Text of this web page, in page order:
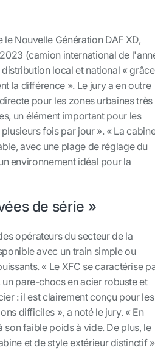
le Nouvelle GénérationDAF XD,
(camion international de
local et national «
la différence ». Le jury a en outre
pour les zones urbaines très
un élément important pour les
fois par jour ». « La
avec une plage de réglage du
environnement idéal pour la
de série »
opérateurs du secteur de la
avec un train simple ou
« Le XFC se caractérise
pare-chocs en acier robuste et
: il est clairement conçu pour les
difficiles », a noté le jury. « En
son faible poids à vide. De plus, le
et de style extérieur distinctif